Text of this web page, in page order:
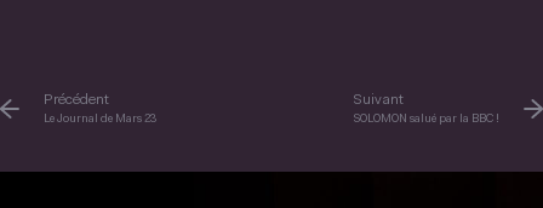
Précédent
Le Journal de Mars 23
Suivant
SOLOMON salué par la BBC !